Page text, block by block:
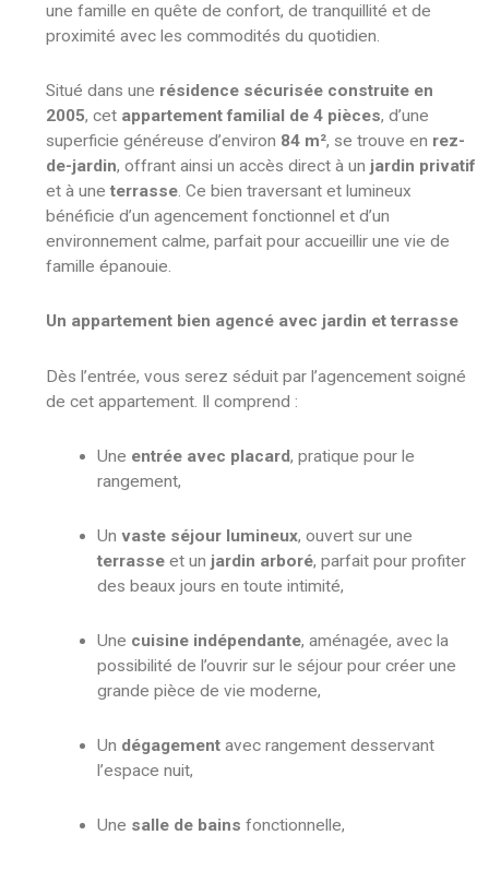
une famille en quête de confort, de tranquillité et de
proximité avec les commodités du quotidien.
Situé dans une résidence sécurisée construite en
2005, cet appartement familial de 4 pièces, d’une
superficie généreuse d’environ 84 m², se trouve en rez-
de-jardin, offrant ainsi un accès direct à un jardin privatif
et à une terrasse. Ce bien traversant et lumineux
bénéficie d’un agencement fonctionnel et d’un
environnement calme, parfait pour accueillir une vie de
famille épanouie.
Un appartement bien agencé avec jardin et terrasse
Dès l’entrée, vous serez séduit par l’agencement soigné
de cet appartement. Il comprend :
Une entrée avec placard, pratique pour le
rangement,
Un vaste séjour lumineux, ouvert sur une
terrasseet un jardin arboré, parfait pour profiter
des beaux jours en toute intimité,
Une cuisine indépendante, aménagée, avec la
possibilité de l’ouvrir sur le séjour pour créer une
grande pièce de vie moderne,
Un dégagementavec rangement desservant
l’espace nuit,
Une salle de bains fonctionnelle,